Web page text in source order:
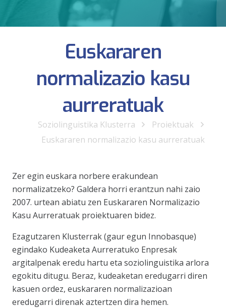
Euskararen
normalizazio kasu
aurreratuak
Soziolinguistika Klusterra
Proiektuak
Euskararen normalizazio kasu aurreratuak
Zer egin euskara norbere erakundean
normalizatzeko? Galdera horri erantzun nahi zaio
2007. urtean abiatu zen Euskararen Normalizazio
Kasu Aurreratuak proiektuaren bidez.
Ezagutzaren Klusterrak (gaur egun Innobasque)
egindako Kudeaketa Aurreratuko Enpresak
argitalpenak eredu hartu eta soziolinguistika arlora
egokitu ditugu. Beraz, kudeaketan eredugarri diren
kasuen ordez, euskararen normalizazioan
eredugarri direnak aztertzen dira hemen.